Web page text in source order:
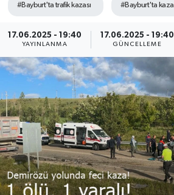
#Bayburt'ta trafik kazası #Bayburt'ta kaza
17.06.2025 - 19:40
YAYINLANMA
17.06.2025 - 19:40
GÜNCELLEME